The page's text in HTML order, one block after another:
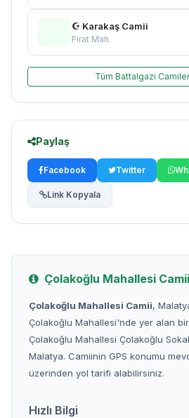
☪ Karakaş Camii
Fırat Mah.
Tüm Battalgazi
Paylaş
Facebook Twitter
Link Kopyala
Çolakoğlu Mahallesi
Çolakoğlu Mahallesi Camii,
Çolakoğlu Mahallesi'nde yer alan
Çolakoğlu Mahallesi Çolakoğlu
Malatya. Camiinin GPS konumu
üzerinden yol tarifi alabilirsiniz.
Hızlı Bilgi